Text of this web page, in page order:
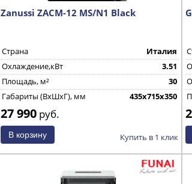
Zanussi ZACM-12 MS/N1 Black
Страна
Италия
Охлаждение,кВт
3.51
Площадь, м²
30
Габариты (ВхШхГ), мм
435х715х350
27 990руб.
Купить в 1 клик